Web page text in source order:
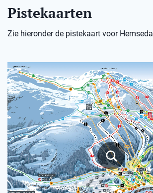
Pistekaarten
Zie hieronder de pistekaart voor Hemsedal